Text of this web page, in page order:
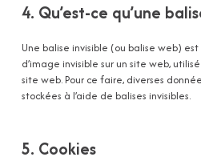
4. Qu’est-ce qu’une
Une balise invisible (ou balise web)
d’image invisible sur un site web,
site web. Pour ce faire, diverses
stockées à l’aide de balises invisibles.
5. Cookies